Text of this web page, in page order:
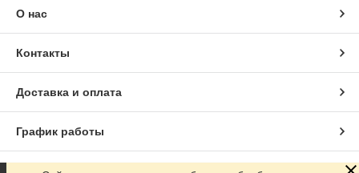
О нас
Контакты
Доставка и оплата
График работы